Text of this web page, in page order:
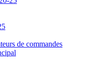
de commandes